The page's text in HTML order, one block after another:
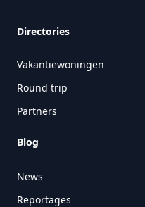
Directories
Vakantiewoningen
Round trip
Partners
Blog
News
Reportages